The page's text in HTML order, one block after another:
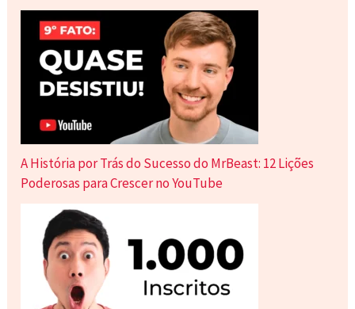
A História por Trás do Sucesso do MrBeast: 12 Lições
Poderosas para Crescer no YouTube